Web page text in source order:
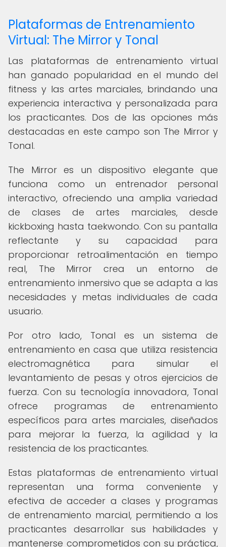
Plataformas de Entrenamiento
Virtual: The Mirror y Tonal
Las plataformas de entrenamiento virtual
han ganado popularidad en el mundo del
fitness y las artes marciales, brindando una
experiencia interactiva y personalizada para
los practicantes. Dos de las opciones más
destacadas en este campo son The Mirror y
Tonal.
The Mirror es un dispositivo elegante que
funciona como un entrenador personal
interactivo, ofreciendo una amplia variedad
de clases de artes marciales, desde
kickboxing hasta taekwondo. Con su pantalla
reflectante y su capacidad para
proporcionar retroalimentación en tiempo
real, The Mirror crea un entorno de
entrenamiento inmersivo que se adapta a las
necesidades y metas individuales de cada
usuario.
Por otro lado, Tonal es un sistema de
entrenamiento en casa que utiliza resistencia
electromagnética para simular el
levantamiento de pesas y otros ejercicios de
fuerza. Con su tecnología innovadora, Tonal
ofrece programas de entrenamiento
específicos para artes marciales, diseñados
para mejorar la fuerza, la agilidad y la
resistencia de los practicantes.
Estas plataformas de entrenamiento virtual
representan una forma conveniente y
efectiva de acceder a clases y programas
de entrenamiento marcial, permitiendo a los
practicantes desarrollar sus habilidades y
mantenerse comprometidos con su práctica,